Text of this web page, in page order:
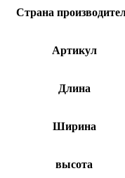
Страна
Артикул
Длина
Ширина
высота